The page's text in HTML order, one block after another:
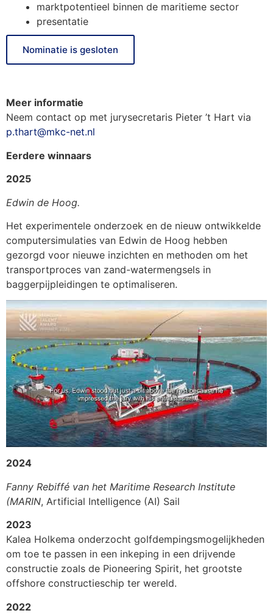
marktpotentieel binnen de maritieme sector
presentatie
Nominatie is gesloten
Meer informatie
Neem contact op met jurysecretaris Pieter ’t Hart via
p.thart@mkc-net.nl
Eerdere winnaars
2025
Edwin de Hoog.
Het experimentele onderzoek en de nieuw ontwikkelde
computersimulaties van Edwin de Hoog hebben
gezorgd voor nieuwe inzichten en methoden om het
transportproces van zand-watermengsels in
baggerpijpleidingen te optimaliseren.
2024
Fanny Rebiffé van het Maritime Research Institute
(MARIN, Artificial Intelligence (AI) Sail
2023
Kalea Holkema onderzocht golfdempingsmogelijkheden
om toe te passen in een inkeping in een drijvende
constructie zoals de Pioneering Spirit, het grootste
offshore constructieschip ter wereld.
2022